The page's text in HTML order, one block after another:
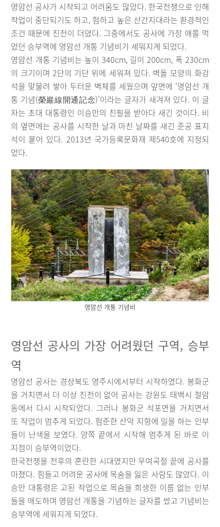
영암선 공사가 시작되고 어려움도 많았다. 한국전쟁으로 인해
작업이 중단되기도 하고, 험하고 높은 산간지대라는 환경적인
조건 때문에 진전이 더뎠다. 그중에서도 공사에 가장 애를 먹
었던 승부역에 영암선 개통 기념비가 세워지게 되었다.
영암선 개통 기념비는 높이 340cm, 길이 200cm, 폭 230cm
의 크기이며 2단의 기단 위에 세워져 있다. 벽돌 모양의 화강
석을 맞물려 쌓아 두터운 벽체를 세웠으며 앞면에 ‘영암선 개
통 기념(榮巖線開通記念)’이라는 글자가 새겨져 있다. 이 글
자는 초대 대통령인 이승만의 친필을 받아다 새긴 것이다. 비
의 옆면에는 공사를 시작한 날과 마친 날짜를 새긴 준공 표지
석이 붙어 있다. 2013년 국가등록문화재 제540호에 지정되
었다.
영암선 개통 기념비
영암선 공사의 가장 어려웠던 구역, 승부
역
영암선 공사는 경상북도 영주시에서부터 시작하였다. 봉화군
을 거치면서 더 이상 진전이 없어 공사는 강원도 태백시 철암
동에서 다시 시작되었다. 그러나 봉화군 석포면을 거치면서
또 작업이 멈추게 되었다. 험준한 산악 지형에 일을 하는 인부
들이 난색을 보였다. 양쪽 끝에서 시작해 멈추게 된 바로 이
지점이 승부역이었다.
한국전쟁을 전후의 혼란한 시대였지만 우여곡절 끝에 공사를
마쳤다. 힘들고 어려운 공사에 목숨을 잃은 사람도 많았다. 이
승만 대통령은 고된 작업으로 목숨을 희생한 이름 없는 인부
들을 애도하며 영암선 개통을 기념하는 글자를 썼고 기념비는
승부역에 세워지게 되었다.